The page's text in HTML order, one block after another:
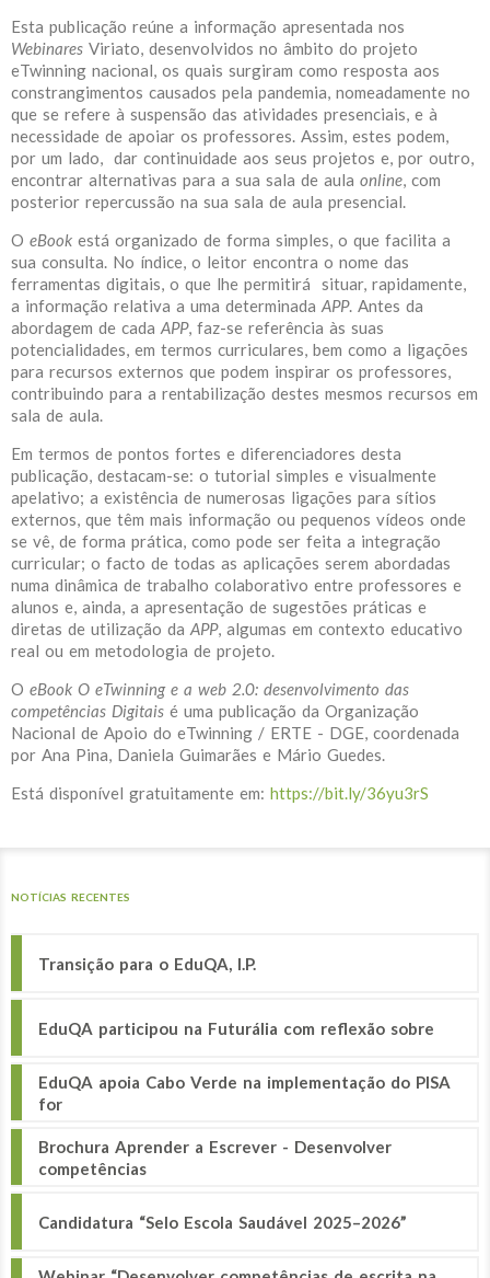
Esta publicação reúne a informação apresentada nos
Webinares Viriato, desenvolvidos no âmbito do projeto
eTwinning nacional, os quais surgiram como resposta aos
constrangimentos causados pela pandemia, nomeadamente no
que se refere à suspensão das atividades presenciais, e à
necessidade de apoiar os professores. Assim, estes podem,
por um lado, dar continuidade aos seus projetos e, por outro,
encontrar alternativas para a sua sala de aula online, com
posterior repercussão na sua sala de aula presencial.
O eBook está organizado de forma simples, o que facilita a
sua consulta. No índice, o leitor encontra o nome das
ferramentas digitais, o que lhe permitirá situar, rapidamente,
a informação relativa a uma determinada APP. Antes da
abordagem de cada APP, faz-se referência às suas
potencialidades, em termos curriculares, bem como a ligações
para recursos externos que podem inspirar os professores,
contribuindo para a rentabilização destes mesmos recursos em
sala de aula.
Em termos de pontos fortes e diferenciadores desta
publicação, destacam-se: o tutorial simples e visualmente
apelativo; a existência de numerosas ligações para sítios
externos, que têm mais informação ou pequenos vídeos onde
se vê, de forma prática, como pode ser feita a integração
curricular; o facto de todas as aplicações serem abordadas
numa dinâmica de trabalho colaborativo entre professores e
alunos e, ainda, a apresentação de sugestões práticas e
diretas de utilização da APP, algumas em contexto educativo
real ou em metodologia de projeto.
O eBook O eTwinning e a web 2.0: desenvolvimento das
competências Digitais é uma publicação da Organização
Nacional de Apoio do eTwinning / ERTE - DGE, coordenada
por Ana Pina, Daniela Guimarães e Mário Guedes.
Está disponível gratuitamente em: https://bit.ly/36yu3rS
NOTÍCIAS RECENTES
Transição para o EduQA, I.P.
EduQA participou na Futurália com reflexão sobre
EduQA apoia Cabo Verde na implementação do PISA
for
Brochura Aprender a Escrever - Desenvolver
competências
Candidatura “Selo Escola Saudável 2025–2026”